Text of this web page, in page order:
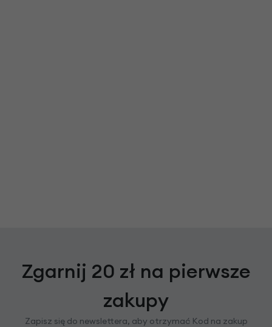
Zgarnij 20 zł na pierwsze
zakupy
Zapisz się do newslettera, aby otrzymać Kod na zakup